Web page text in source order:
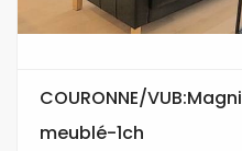
COURONNE/
meublé-1ch